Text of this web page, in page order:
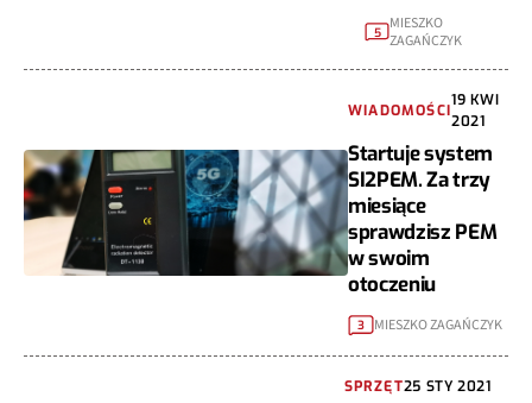
5 MIESZKO
ZAGAŃCZYK
WIADOMOŚCI
19 KWI
2021
Startuje system
SI2PEM. Za trzy
miesiące
sprawdzisz PEM
w swoim
otoczeniu
3 MIESZKO ZAGAŃCZYK
SPRZĘT25 STY 2021